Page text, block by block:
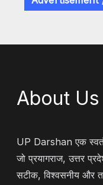
About Us
UP Darshan एक
जो प्रयागराज, उत्तर
सटीक, विश्वसनीय और